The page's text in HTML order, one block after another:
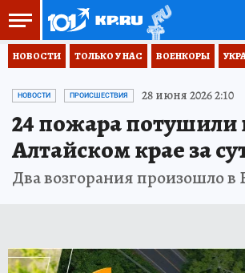
НОВОСТИ ТОЛЬКО У НАС ВОЕНКОРЫ
НОВОСТИ ПРОИСШЕСТВИЯ 28 июня 2026 2:10
24 пожара потушили
Алтайском крае за
Два возгорания произошло в